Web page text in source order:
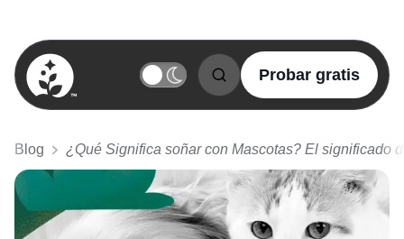
BetterSleep Logo
Probar gratis
Blog ¿Qué Significa soñar con Mascotas? El significado